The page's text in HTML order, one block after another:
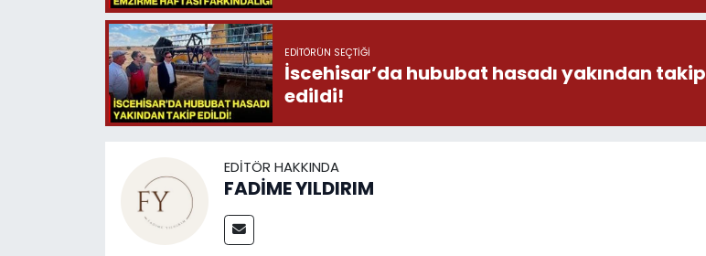
EDITÖRÜN SEÇTIĞI
İscehisar’da hububat hasadı yakından takip
edildi!
EDITÖR HAKKINDA
FADİME YILDIRIM